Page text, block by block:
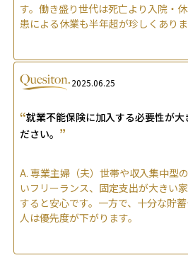
す。働き盛り世代は死亡より入院・
患による休業も半年超が珍しくありま
2025.06.25
“就業不能保険に加入する必要性が大
ださい。 ”
A. 専業主婦（夫）世帯や収入集中型
いフリーランス、固定支出が大きい
すると安心です。一方で、十分な貯
人は優先度が下がります。